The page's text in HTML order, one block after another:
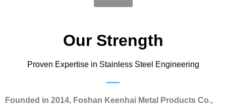
Our Strength
Proven Expertise in Stainless Steel Engineering
Founded in 2014, Foshan Keenhai Metal Products Co.,